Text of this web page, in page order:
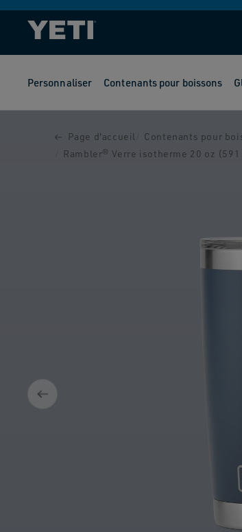
PASSER
AU
CONTENU
Personnaliser Contenants pour boissons
Page d'accueil Contenants pour
Rambler® Verre isotherme 20 oz (591
PASSER AUX